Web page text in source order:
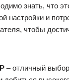
знать, что
настройки и
чтобы
– отличный